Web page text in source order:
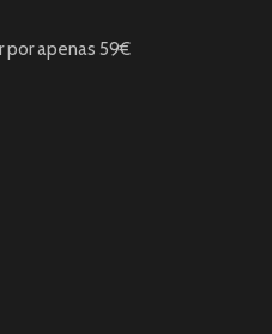
por apenas 59€